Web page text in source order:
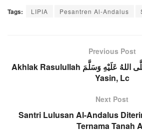
Tags: LIPIA Pesantren Al-Andalus
Previous Post
Akhlak Rasulullah صَلَّى اللهُ عَلَيْهِ وَسَلَّمَ – Ust. Aminullah
Yasin, Lc
Next Post
Santri Lulusan Al-Andalus
Ternama Tanah